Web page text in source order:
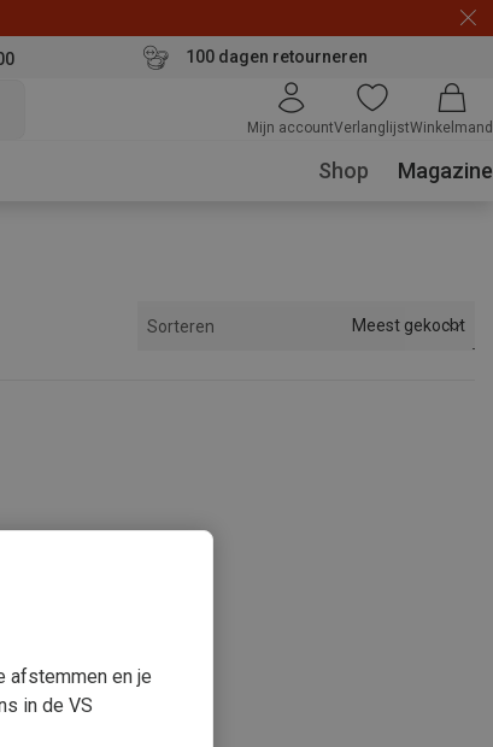
100 dagen retourneren
Mijn accountVerlanglijstWinkelmand
Shop Magazine
Sorteren Meest gekocht
afstemmen en je
in de VS